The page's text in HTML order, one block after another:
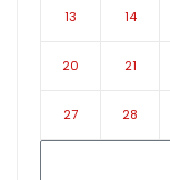
13 14
20 21
27 28